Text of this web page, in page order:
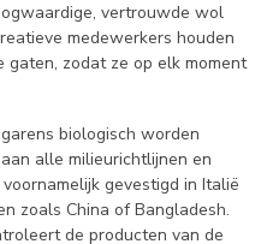
vertrouwde wol
medewerkers houden
zodat ze op elk moment
biologisch worden
alle milieurichtlijnen en
gevestigd in Italië
zoals China of Bangladesh.
de producten van de